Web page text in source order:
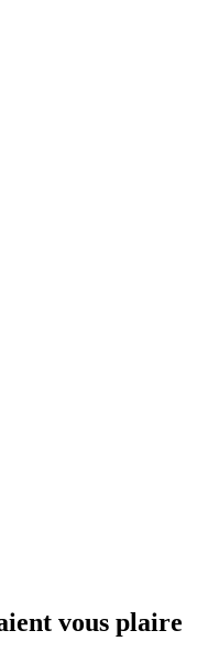
vous plaire